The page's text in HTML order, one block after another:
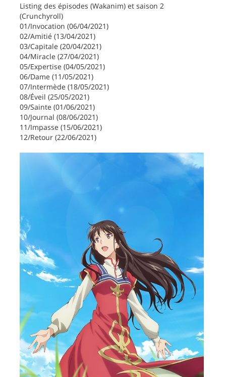
Listing des épisodes (Wakanim) et saison 2
(Crunchyroll)
01/Invocation (06/04/2021)
02/Amitié (13/04/2021)
03/Capitale (20/04/2021)
04/Miracle (27/04/2021)
05/Expertise (04/05/2021)
06/Dame (11/05/2021)
07/Intermède (18/05/2021)
08/Éveil (25/05/2021)
09/Sainte (01/06/2021)
10/Journal (08/06/2021)
11/Impasse (15/06/2021)
12/Retour (22/06/2021)